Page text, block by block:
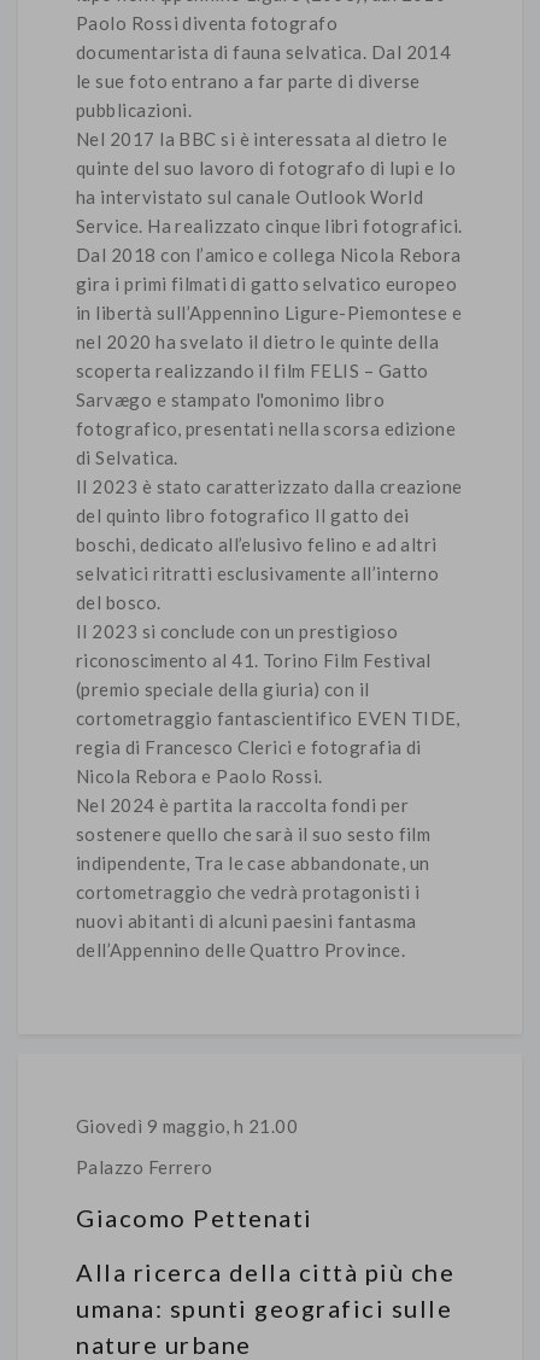
Paolo Rossi diventa fotografo
documentarista di fauna selvatica. Dal 2014
le sue foto entrano a far parte di diverse
pubblicazioni.
Nel 2017 la BBC si è interessata al dietro le
quinte del suo lavoro di fotografo di lupi e lo
ha intervistato sul canale Outlook World
Service. Ha realizzato cinque libri fotografici.
Dal 2018 con l’amico e collega Nicola Rebora
gira i primi filmati di gatto selvatico europeo
in libertà sull’Appennino Ligure-Piemontese e
nel 2020 ha svelato il dietro le quinte della
scoperta realizzando il film FELIS – Gatto
Sarvægo e stampato l'omonimo libro
fotografico, presentati nella scorsa edizione
di Selvatica.
Il 2023 è stato caratterizzato dalla creazione
del quinto libro fotografico Il gatto dei
boschi, dedicato all’elusivo felino e ad altri
selvatici ritratti esclusivamente all’interno
del bosco.
Il 2023 si conclude con un prestigioso
riconoscimento al 41. Torino Film Festival
(premio speciale della giuria) con il
cortometraggio fantascientifico EVEN TIDE,
regia di Francesco Clerici e fotografia di
Nicola Rebora e Paolo Rossi.
Nel 2024 è partita la raccolta fondi per
sostenere quello che sarà il suo sesto film
indipendente, Tra le case abbandonate, un
cortometraggio che vedrà protagonisti i
nuovi abitanti di alcuni paesini fantasma
dell’Appennino delle Quattro Province.
Giovedì 9 maggio, h 21.00
Palazzo Ferrero
Giacomo Pettenati
Alla ricerca della città più che
umana: spunti geografici sulle
nature urbane